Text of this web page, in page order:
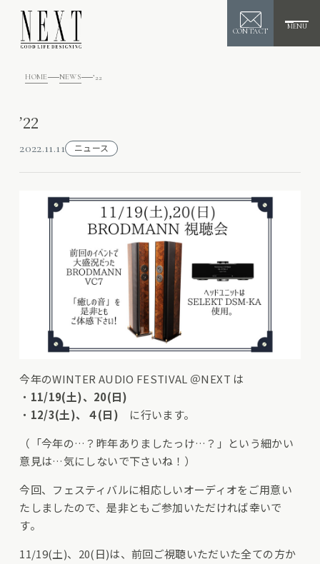
CONTACT
MENU
HOME NEWS ’22
’22
2022.11.11 ニュース
今年のWINTER AUDIO FESTIVAL ＠NEXT は
・ 11/19(土)、20(日)
・ 12/3(土)、４(日) に行います。
（「今年の…？昨年ありましたっけ…？」という細かい
意見は…気にしないで下さいね！）
今回、フェスティバルに相応しいオーディオをご用意い
たしましたので、是非ともご参加いただければ幸いで
す。
11/19(土)、20(日)は、前回ご視聴いただいた全ての方か